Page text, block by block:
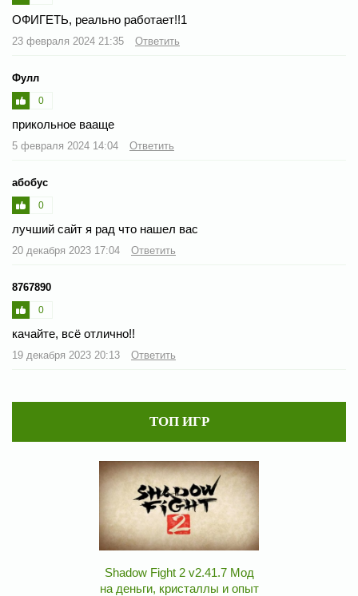
ОФИГЕТЬ, реально работает!!1
23 февраля 2024 21:35 Ответить
Фулл
0
прикольное вааще
5 февраля 2024 14:04 Ответить
абобус
0
лучший сайт я рад что нашел вас
20 декабря 2023 17:04 Ответить
8767890
0
качайте, всё отлично!!
19 декабря 2023 20:13 Ответить
ТОП ИГР
Shadow Fight 2 v2.41.7 Мод
на деньги, кристаллы и опыт